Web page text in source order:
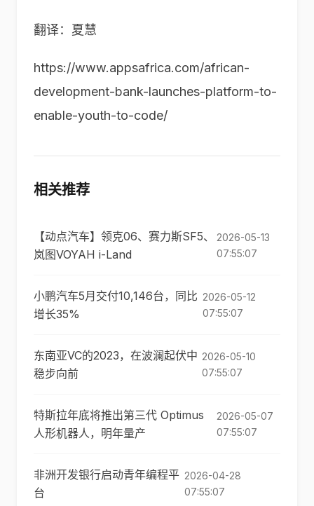
翻译：夏慧
https://www.appsafrica.com/african-
development-bank-launches-platform-to-
enable-youth-to-code/
相关推荐
【动点汽车】领克06、赛力斯SF5、
岚图VOYAH i-Land
2026-05-13
07:55:07
小鹏汽车5月交付10,146台，同比
增长35%
2026-05-12
07:55:07
东南亚VC的2023，在波澜起伏中
稳步向前
2026-05-10
07:55:07
特斯拉年底将推出第三代 Optimus
人形机器人，明年量产
2026-05-07
07:55:07
非洲开发银行启动青年编程平
台
2026-04-28
07:55:07